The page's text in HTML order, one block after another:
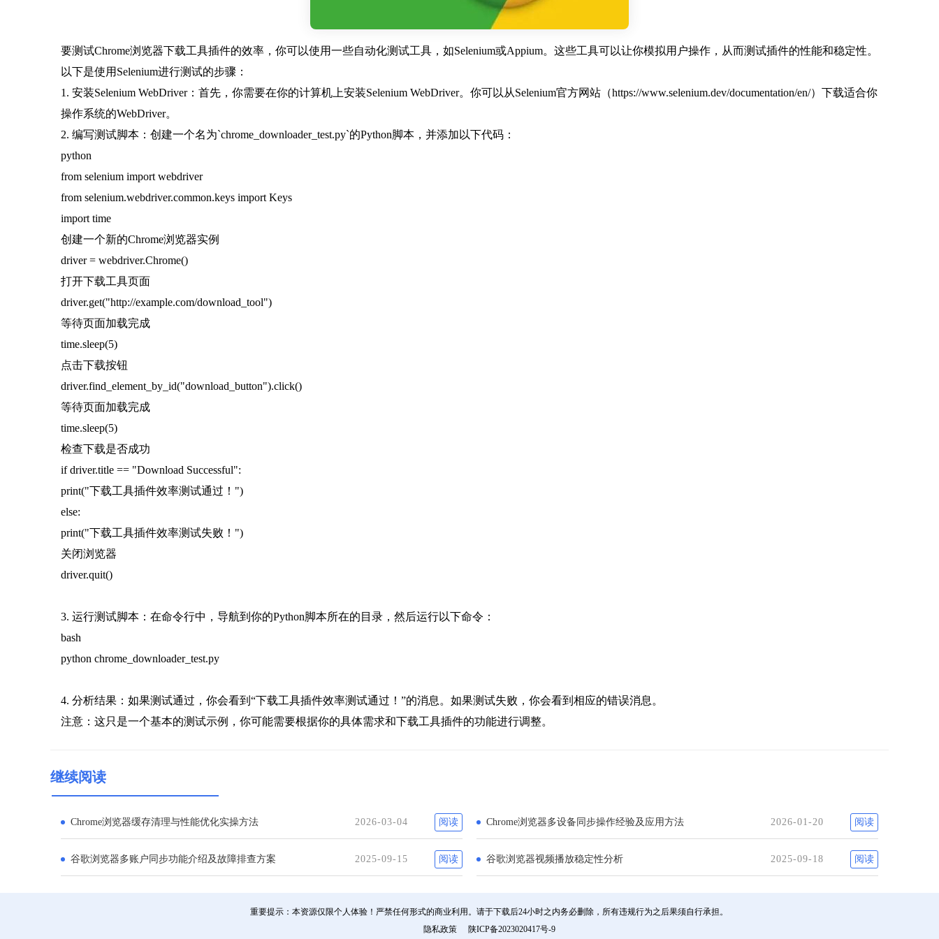
要测试Chrome浏览器下载工具插件的效率，你可以使用一些自动化测试工具，如Selenium或Appium。这些工具可以让你模拟用户操作，从而测试插件的性能和稳定性。
以下是使用Selenium进行测试的步骤：
1. 安装Selenium WebDriver：首先，你需要在你的计算机上安装Selenium WebDriver。你可以从Selenium官方网站（https://www.selenium.dev/documentation/en/）下载适合你
操作系统的WebDriver。
2. 编写测试脚本：创建一个名为`chrome_downloader_test.py`的Python脚本，并添加以下代码：
python
from selenium import webdriver
from selenium.webdriver.common.keys import Keys
import time
创建一个新的Chrome浏览器实例
driver = webdriver.Chrome()
打开下载工具页面
driver.get("http://example.com/download_tool")
等待页面加载完成
time.sleep(5)
点击下载按钮
driver.find_element_by_id("download_button").click()
等待页面加载完成
time.sleep(5)
检查下载是否成功
if driver.title == "Download Successful":
print("下载工具插件效率测试通过！")
else:
print("下载工具插件效率测试失败！")
关闭浏览器
driver.quit()
3. 运行测试脚本：在命令行中，导航到你的Python脚本所在的目录，然后运行以下命令：
bash
python chrome_downloader_test.py
4. 分析结果：如果测试通过，你会看到“下载工具插件效率测试通过！”的消息。如果测试失败，你会看到相应的错误消息。
注意：这只是一个基本的测试示例，你可能需要根据你的具体需求和下载工具插件的功能进行调整。
继续阅读
Chrome浏览器缓存清理与性能优化实操方法 2026-03-04 阅读 Chrome浏览器多设备同步操作经验及应用方法 2026-01-20 阅读
谷歌浏览器多账户同步功能介绍及故障排查方案 2025-09-15 阅读 谷歌浏览器视频播放稳定性分析 2025-09-18 阅读
重要提示：本资源仅限个人体验！严禁任何形式的商业利用。请于下载后24小时之内务必删除，所有违规行为之后果须自行承担。
隐私政策
陕ICP备2023020417号-9